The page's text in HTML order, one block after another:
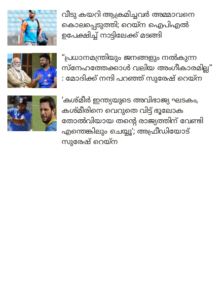
വീടു കയറി ആക്രമിച്ചവർ അമ്മാവനെ
കൊലപ്പെടുത്തി; റെയ്ന ഐപിഎൽ
ഉപേക്ഷിച്ച് നാട്ടിലേക്ക് മടങ്ങി
“പ്രധാനമന്ത്രിയും ജനങ്ങളും നൽകുന്ന
സ്നേഹത്തേക്കാൾ വലിയ അംഗീകാരമില്ല”
: മോദിക്ക് നന്ദി പറഞ്ഞ് സുരേഷ് റെയ്‌ന
‘കശ്മീർ ഇന്ത്യയുടെ അവിഭാജ്യ ഘടകം,
കശ്മീരിനെ വെറുതെ വിട്ട് ഭൂലോക
തോൽവിയായ തന്റെ രാജ്യത്തിന് വേണ്ടി
എന്തെങ്കിലും ചെയ്യൂ‘; അഫ്രീഡിയോട്
സുരേഷ് റെയ്ന